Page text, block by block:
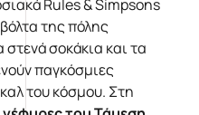
Rules & Simpsons
της πόλης
στενά σοκάκια και τα
παγκόσμιες
του κόσμου. Στη